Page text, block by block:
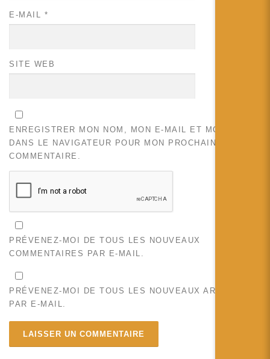
E-MAIL *
SITE WEB
ENREGISTRER MON NOM, MON E-MAIL ET MON SITE
DANS LE NAVIGATEUR POUR MON PROCHAIN
COMMENTAIRE.
PRÉVENEZ-MOI DE TOUS LES NOUVEAUX
COMMENTAIRES PAR E-MAIL.
PRÉVENEZ-MOI DE TOUS LES NOUVEAUX ARTICLES
PAR E-MAIL.